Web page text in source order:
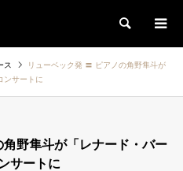
検索
ス
リューベック発 〓 ピアノの角野隼斗が
ンサートに
野隼斗が「レナード・バー
サートに